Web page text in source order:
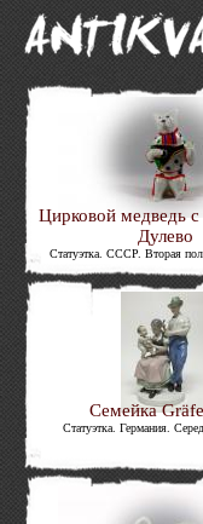
Цирковой медведь с
Дулево
Статуэтка. СССР. Вторая
Семейка
Статуэтка. Германия.